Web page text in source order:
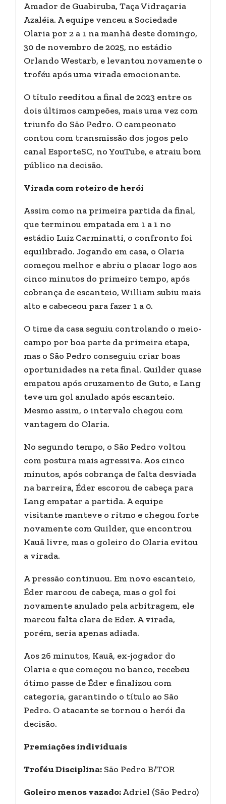
Amador de Guabiruba, Taça Vidraçaria
Azaléia. A equipe venceu a Sociedade
Olaria por 2 a 1 na manhã deste domingo,
30 de novembro de 2025, no estádio
Orlando Westarb, e levantou novamente o
troféu após uma virada emocionante.
O título reeditou a final de 2023 entre os
dois últimos campeões, mais uma vez com
triunfo do São Pedro. O campeonato
contou com transmissão dos jogos pelo
canal EsporteSC, no YouTube, e atraiu bom
público na decisão.
Virada com roteiro de herói
Assim como na primeira partida da final,
que terminou empatada em 1 a 1 no
estádio Luiz Carminatti, o confronto foi
equilibrado. Jogando em casa, o Olaria
começou melhor e abriu o placar logo aos
cinco minutos do primeiro tempo, após
cobrança de escanteio, William subiu mais
alto e cabeceou para fazer 1 a 0.
O time da casa seguiu controlando o meio-
campo por boa parte da primeira etapa,
mas o São Pedro conseguiu criar boas
oportunidades na reta final. Quilder quase
empatou após cruzamento de Guto, e Lang
teve um gol anulado após escanteio.
Mesmo assim, o intervalo chegou com
vantagem do Olaria.
No segundo tempo, o São Pedro voltou
com postura mais agressiva. Aos cinco
minutos, após cobrança de falta desviada
na barreira, Éder escorou de cabeça para
Lang empatar a partida. A equipe
visitante manteve o ritmo e chegou forte
novamente com Quilder, que encontrou
Kauã livre, mas o goleiro do Olaria evitou
a virada.
A pressão continuou. Em novo escanteio,
Éder marcou de cabeça, mas o gol foi
novamente anulado pela arbitragem, ele
marcou falta clara de Eder. A virada,
porém, seria apenas adiada.
Aos 26 minutos, Kauã, ex-jogador do
Olaria e que começou no banco, recebeu
ótimo passe de Éder e finalizou com
categoria, garantindo o título ao São
Pedro. O atacante se tornou o herói da
decisão.
Premiações individuais
Troféu Disciplina: São Pedro B/TOR
Goleiro menos vazado:Adriel (São Pedro)